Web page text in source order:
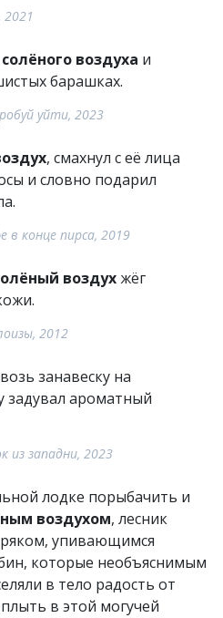
солёного воздуха и
барашках.
уйти, 2023
, смахнул с её лица
и словно подарил
в конце пирса, 2019
воздухжёг
2012
занавеску на
ароматный
из западни, 2023
лодке порыбачить и
воздухом, лесник
упивающимся
которые необъяснимым
в тело радость от
в этой могучей